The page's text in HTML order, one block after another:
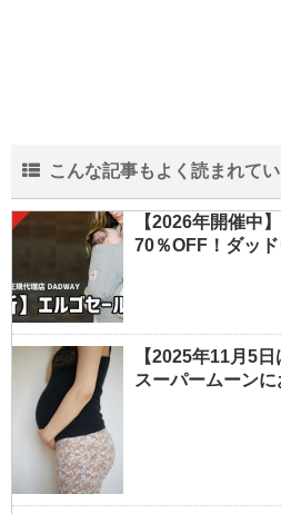
こんな記事もよく読まれて
【2026年開催中
70％OFF！ダッ
【2025年11月5
スーパームーン